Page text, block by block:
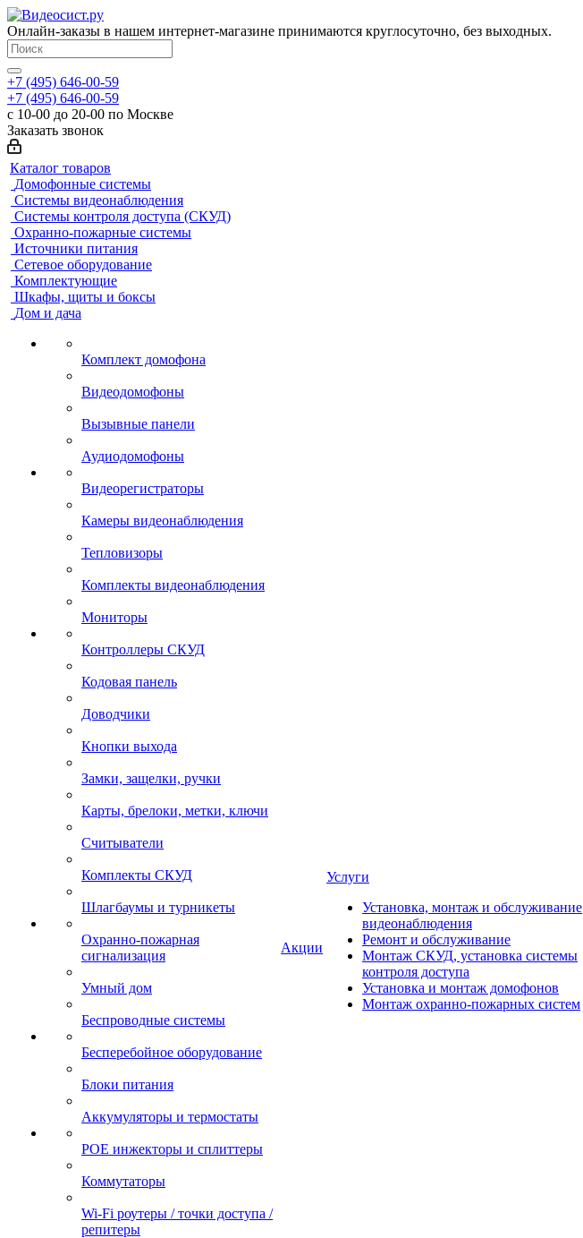
Онлайн-заказы в нашем интернет-магазине принимаются круглосуточно, без выходных.
+7 (495) 646-00-59
+7 (495) 646-00-59
с 10-00 до 20-00 по Москве
Заказать звонок
Каталог товаров
Домофонные системы
Системы видеонаблюдения
Системы контроля доступа (СКУД)
Охранно-пожарные системы
Источники питания
Сетевое оборудование
Комплектующие
Шкафы, щиты и боксы
Дом и дача
Комплект домофона
Видеодомофоны
Вызывные панели
Аудиодомофоны
Видеорегистраторы
Камеры видеонаблюдения
Тепловизоры
Комплекты видеонаблюдения
Мониторы
Контроллеры СКУД
Кодовая панель
Доводчики
Кнопки выхода
Замки, защелки, ручки
Карты, брелоки, метки, ключи
Считыватели
Комплекты СКУД
Шлагбаумы и турникеты
Охранно-пожарная
сигнализация
Умный дом
Беспроводные системы
Бесперебойное оборудование
Блоки питания
Аккумуляторы и термостаты
POE инжекторы и сплиттеры
Коммутаторы
Wi-Fi роутеры / точки доступа /
репитеры
Акции
Услуги
Установка, монтаж и обслуживание
видеонаблюдения
Ремонт и обслуживание
Монтаж СКУД, установка системы
контроля доступа
Установка и монтаж домофонов
Монтаж охранно-пожарных систем